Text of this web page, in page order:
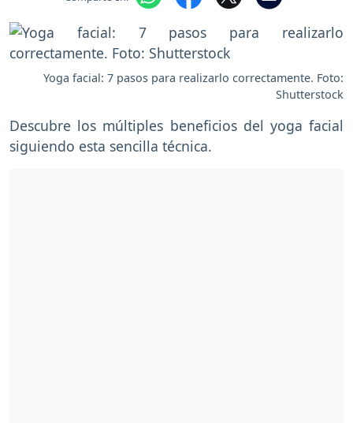
Yoga facial: 7 pasos para realizarlo correctamente. Foto:
Shutterstock
Descubre los múltiples beneficios del yoga facial
siguiendo esta sencilla técnica.